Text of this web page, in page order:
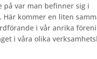
på var man befinner sig i
Här kommer en liten
i vår anrika
i våra olika